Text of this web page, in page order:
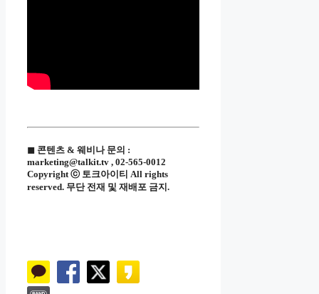
◼ 콘텐츠 & 웨비나 문의 :
marketing@talkit.tv , 02-565-0012
Copyright ⓒ 토크아이티 All rights
reserved. 무단 전재 및 재배포 금지.